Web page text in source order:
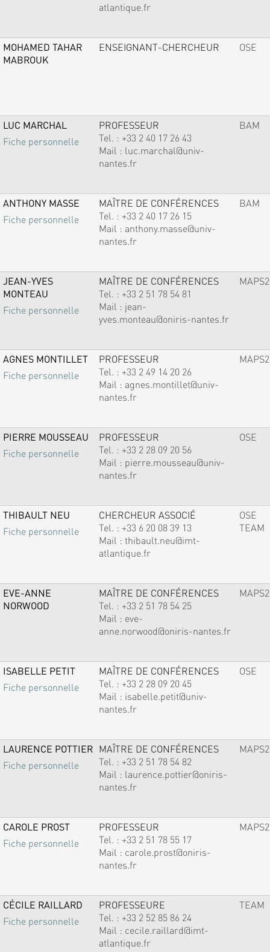
atlantique.fr
MOHAMED TAHAR
MABROUK
ENSEIGNANT-CHERCHEUR OSE
LUC MARCHAL
Fiche personnelle
PROFESSEUR
Tel. : +33 2 40 17 26 43
Mail : luc.marchal@univ-
nantes.fr
BAM
ANTHONY MASSE
Fiche personnelle
MAÎTRE DE CONFÉRENCES
Tel. : +33 2 40 17 26 15
Mail : anthony.masse@univ-
nantes.fr
BAM
JEAN-YVES
MONTEAU
Fiche personnelle
MAÎTRE DE CONFÉRENCES
Tel. : +33 2 51 78 54 81
Mail : jean-
yves.monteau@oniris-nantes.fr
MAPS2
AGNES MONTILLET
Fiche personnelle
PROFESSEUR
Tel. : +33 2 49 14 20 26
Mail : agnes.montillet@univ-
nantes.fr
MAPS2
PIERRE MOUSSEAU
Fiche personnelle
PROFESSEUR
Tel. : +33 2 28 09 20 56
Mail : pierre.mousseau@univ-
nantes.fr
OSE
THIBAULT NEU
Fiche personnelle
CHERCHEUR ASSOCIÉ
Tel. : +33 6 20 08 39 13
Mail : thibault.neu@imt-
atlantique.fr
OSE
TEAM
EVE-ANNE
NORWOOD
MAÎTRE DE CONFÉRENCES
Tel. : +33 2 51 78 54 25
Mail : eve-
anne.norwood@oniris-nantes.fr
MAPS2
ISABELLE PETIT
Fiche personnelle
MAÎTRE DE CONFÉRENCES
Tel. : +33 2 28 09 20 45
Mail : isabelle.petit@univ-
nantes.fr
OSE
LAURENCE POTTIER
Fiche personnelle
MAÎTRE DE CONFÉRENCES
Tel. : +33 2 51 78 54 82
Mail : laurence.pottier@oniris-
nantes.fr
MAPS2
CAROLE PROST
Fiche personnelle
PROFESSEUR
Tel. : +33 2 51 78 55 17
Mail : carole.prost@oniris-
nantes.fr
MAPS2
CÉCILE RAILLARD
Fiche personnelle
PROFESSEURE
Tel. : +33 2 52 85 86 24
Mail : cecile.raillard@imt-
atlantique.fr
TEAM